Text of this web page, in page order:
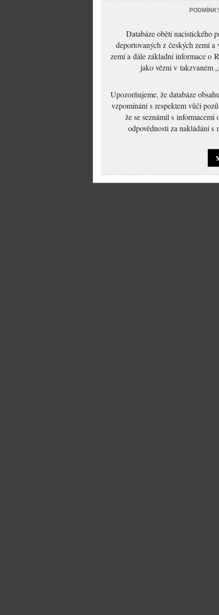
Databáze obětí nacistického
deportovaných z českých zemí
zemí a dále základní informace o
jako vězni v takzvaném
Upozorňujeme, že databáze
vzpomínání s respektem vůči
že se seznámil s
odpovědnosti za nakládání